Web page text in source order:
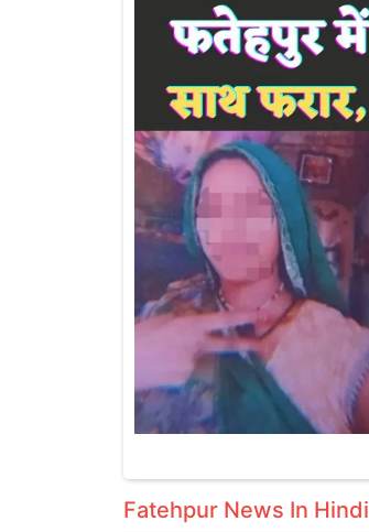
Fatehpur News In Hindi